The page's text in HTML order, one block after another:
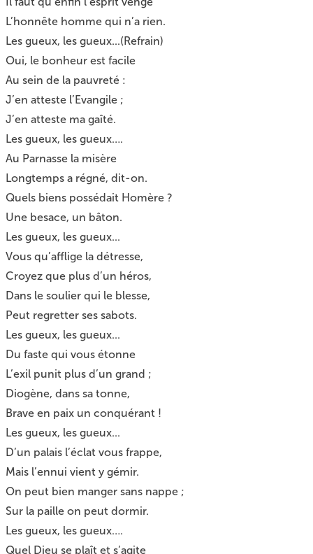
L’honnête homme qui n’a rien.
Les gueux, les gueux...(Refrain)
Oui, le bonheur est facile
Au sein de la pauvreté :
J’en atteste l’Evangile ;
J’en atteste ma gaîté.
Les gueux, les gueux….
Au Parnasse la misère
Longtemps a régné, dit-on.
Quels biens possédait Homère ?
Une besace, un bâton.
Les gueux, les gueux...
Vous qu’afflige la détresse,
Croyez que plus d’un héros,
Dans le soulier qui le blesse,
Peut regretter ses sabots.
Les gueux, les gueux...
Du faste qui vous étonne
L’exil punit plus d’un grand ;
Diogène, dans sa tonne,
Brave en paix un conquérant !
Les gueux, les gueux...
D’un palais l’éclat vous frappe,
Mais l’ennui vient y gémir.
On peut bien manger sans nappe ;
Sur la paille on peut dormir.
Les gueux, les gueux….
Quel Dieu se plaît et s’agite